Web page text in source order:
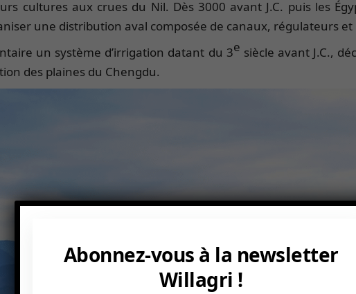
cultures aux crues du Nil. Dès 3000 avant J.C. puis les
une distribution aval composée de canaux, régulateurs
un système d’irrigation datant du 3e siècle avant J.C.,
des plaines du Chengdu.
Abonnez-vous à la newsletter
Willagri !